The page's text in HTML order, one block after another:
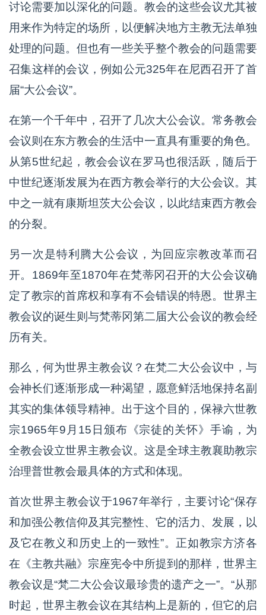
讨论需要加以深化的问题。教会的这些会议尤其被
用来作为特定的场所，以便解决地方主教无法单独
处理的问题。但也有一些关乎整个教会的问题需要
召集这样的会议，例如公元325年在尼西召开了首
届“大公会议”。
在第一个千年中，召开了几次大公会议。常务教会
会议则在东方教会的生活中一直具有重要的角色。
从第5世纪起，教会会议在罗马也很活跃，随后于
中世纪逐渐发展为在西方教会举行的大公会议。其
中之一就有康斯坦茨大公会议，以此结束西方教会
的分裂。
另一次是特利腾大公会议，为回应宗教改革而召
开。1869年至1870年在梵蒂冈召开的大公会议确
定了教宗的首席权和享有不会错误的特恩。世界主
教会议的诞生则与梵蒂冈第二届大公会议的教会经
历有关。
那么，何为世界主教会议？在梵二大公会议中，与
会神长们逐渐形成一种渴望，愿意鲜活地保持名副
其实的集体领导精神。出于这个目的，保禄六世教
宗1965年9月15日颁布《宗徒的关怀》手谕，为
全教会设立世界主教会议。这是全球主教襄助教宗
治理普世教会最具体的方式和体现。
首次世界主教会议于1967年举行，主要讨论“保存
和加强公教信仰及其完整性、它的活力、发展，以
及它在教义和历史上的一致性”。正如教宗方济各
在《主教共融》宗座宪令中所提到的那样，世界主
教会议是“梵二大公会议最珍贵的遗产之一”。“从那
时起，世界主教会议在其结构上是新的，但它的启